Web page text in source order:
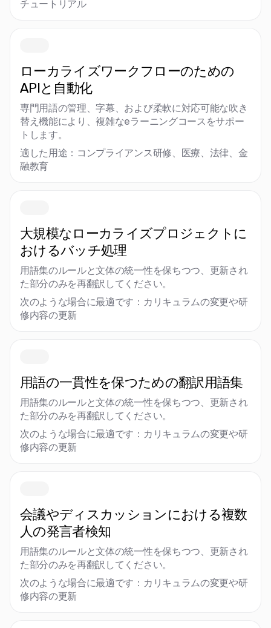
チュートリアル
ローカライズワークフローのための
APIと自動化
専門用語の管理、字幕、および柔軟に対応可能な吹き
替え機能により、複雑なeラーニングコースをサポー
トします。
適した用途：コンプライアンス研修、医療、法律、金
融教育
大規模なローカライズプロジェクトに
おけるバッチ処理
用語集のルールと文体の統一性を保ちつつ、更新され
た部分のみを再翻訳してください。
次のような場合に最適です：カリキュラムの変更や研
修内容の更新
用語の一貫性を保つための翻訳用語集
用語集のルールと文体の統一性を保ちつつ、更新され
た部分のみを再翻訳してください。
次のような場合に最適です：カリキュラムの変更や研
修内容の更新
会議やディスカッションにおける複数
人の発言者検知
用語集のルールと文体の統一性を保ちつつ、更新され
た部分のみを再翻訳してください。
次のような場合に最適です：カリキュラムの変更や研
修内容の更新